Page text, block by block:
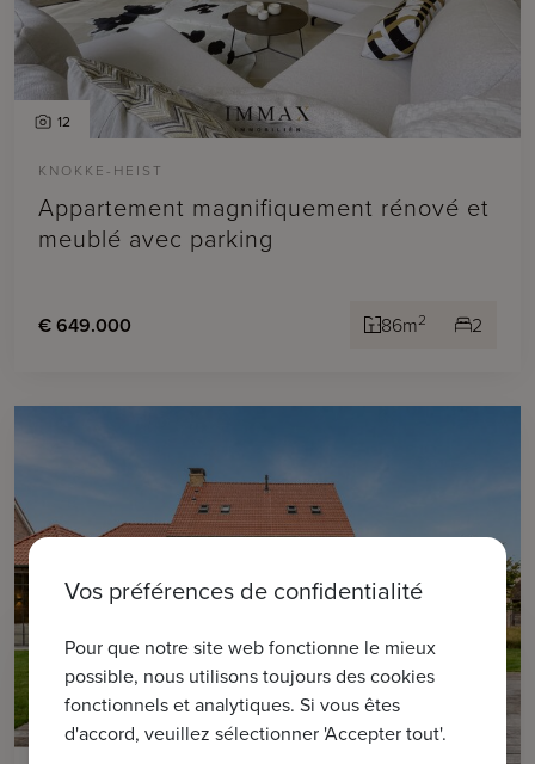
12
KNOKKE-HEIST
Appartement magnifiquement rénové et
meublé avec parking
€ 649.000 86m2 2
Vos préférences de confidentialité
Pour que notre site web fonctionne le mieux
possible, nous utilisons toujours des cookies
fonctionnels et analytiques. Si vous êtes
d'accord, veuillez sélectionner 'Accepter tout'.